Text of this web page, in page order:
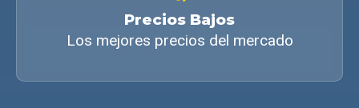
Precios Bajos
Los mejores precios del mercado